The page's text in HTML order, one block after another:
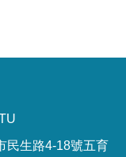
民生路4-18號五育